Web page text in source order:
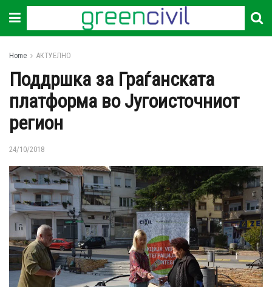
Home АКТУЕЛНО
Поддршка за Граѓанската
платформа во Југоисточниот
регион
24/10/2018